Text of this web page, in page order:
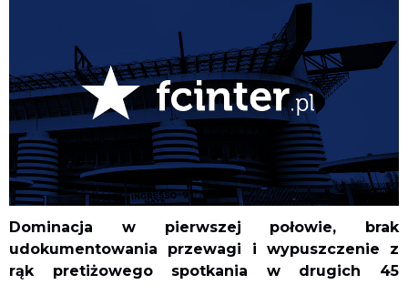
Dominacja w pierwszej połowie, brak
udokumentowania przewagi i wypuszczenie z
rąk pretiżowego spotkania w drugich 45